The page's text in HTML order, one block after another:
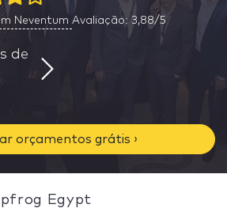
Neventum Avaliação: 3,88/5
de
orçamentos grátis ›
Egypt